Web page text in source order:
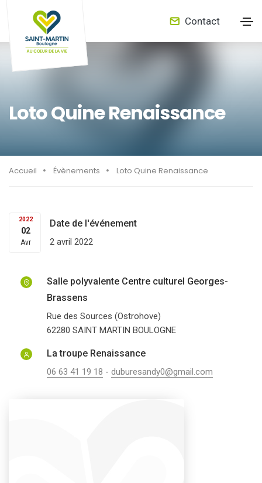
Contact
Loto Quine Renaissance
Accueil Évènements Loto Quine Renaissance
2022
02
Avr
Date de l'événement
2 avril 2022
Salle polyvalente Centre culturel Georges-
Brassens
Rue des Sources (Ostrohove)
62280 SAINT MARTIN BOULOGNE
La troupe Renaissance
06 63 41 19 18 - duburesandy0@gmail.com